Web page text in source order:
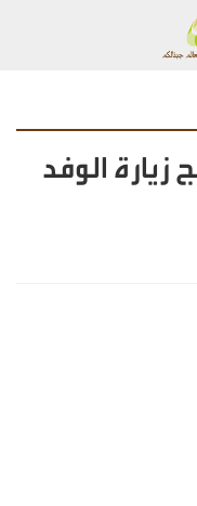
زيارة الوفد